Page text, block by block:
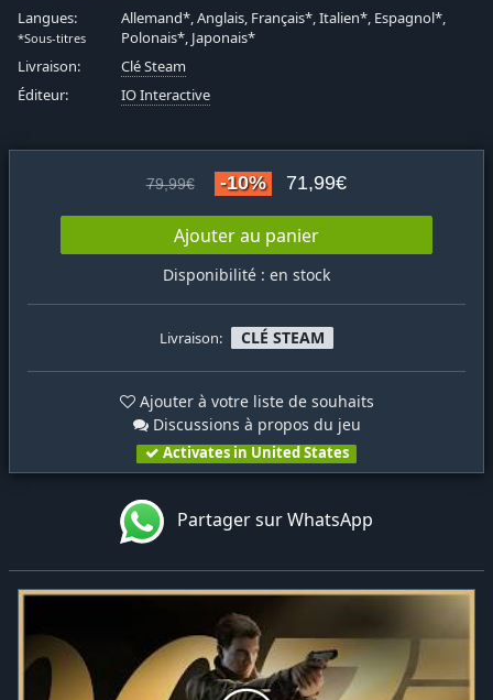
Langues:
*Sous-titres
Allemand*, Anglais, Français*, Italien*, Espagnol*,
Polonais*, Japonais*
Livraison:
Clé Steam
Éditeur:
IO Interactive
79,99€ -10% 71,99€
Ajouter au panier
Disponibilité : en stock
Livraison: CLÉ STEAM
Ajouter à votre liste de souhaits
Discussions à propos du jeu
Activates in United States
Partager sur WhatsApp